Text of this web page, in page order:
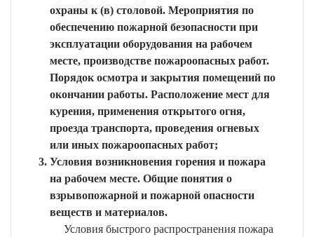
охраны к (в) столовой. Мероприятия по
обеспечению пожарной безопасности при
эксплуатации оборудования на рабочем
месте, производстве пожароопасных работ.
Порядок осмотра и закрытия помещений по
окончании работы. Расположение мест для
курения, применения открытого огня,
проезда транспорта, проведения огневых
или иных пожароопасных работ;
Условия возникновения горения и пожара
на рабочем месте. Общие понятия о
взрывопожарной и пожарной опасности
веществ и материалов.
Условия быстрого распространения пожара